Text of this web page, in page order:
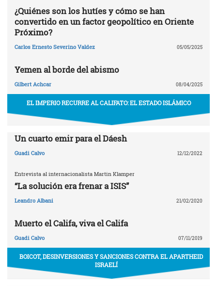
¿Quiénes son los hutíes y cómo se han
convertido en un factor geopolítico en Oriente
Próximo?
Carlos Ernesto Severino Valdez 05/05/2025
Yemen al borde del abismo
Gilbert Achcar 08/04/2025
EL IMPERIO RECURRE AL CALIFATO: EL ESTADO ISLÁMICO
Un cuarto emir para el Dáesh
Guadi Calvo 12/12/2022
Entrevista al internacionalista Martin Klamper
“La solución era frenar a ISIS”
Leandro Albani 21/02/2020
Muerto el Califa, viva el Califa
Guadi Calvo 07/11/2019
BOICOT, DESINVERSIONES Y SANCIONES CONTRA EL APARTHEID
ISRAELÍ